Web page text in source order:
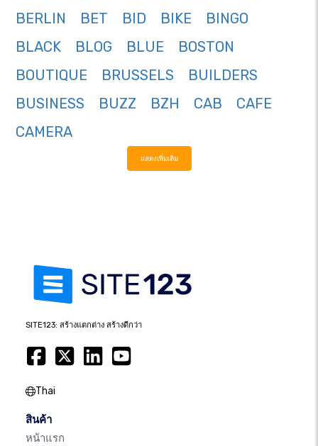
BERLIN
BET BID BIKE
BINGO
BLACK
BLOG BLUE
BOSTON
BOUTIQUE
BRUSSELS
BUILDERS
BUSINESS
BUZZ BZH CAB
CAFE
CAMERA
แสดงเพิ่มเติม
SITE123: สร้างแตกต่าง สร้างดีกว่า
Thai
สินค้า
หน้าแรก